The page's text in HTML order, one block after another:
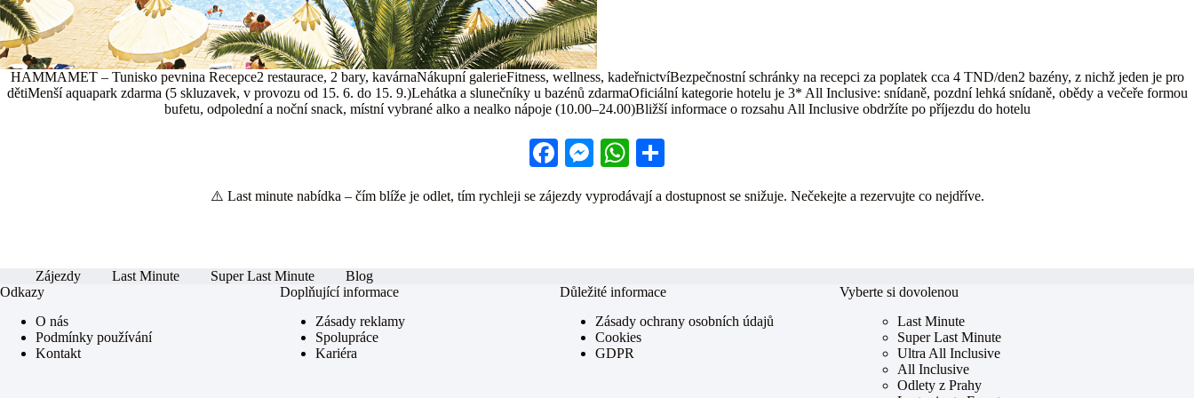
HAMMAMET – Tunisko pevnina Recepce2 restaurace, 2 bary, kavárnaNákupní galerieFitness, wellness, kadeřnictvíBezpečnostní schránky na recepci za poplatek cca 4 TND/den2 bazény, z nichž jeden je pro
dětiMenší aquapark zdarma (5 skluzavek, v provozu od 15. 6. do 15. 9.)Lehátka a slunečníky u bazénů zdarmaOficiální kategorie hotelu je 3* All Inclusive: snídaně, pozdní lehká snídaně, obědy a večeře formou
bufetu, odpolední a noční snack, místní vybrané alko a nealko nápoje (10.00–24.00)Bližší informace o rozsahu All Inclusive obdržíte po příjezdu do hotelu
Fa
bo
M
se
W
ts re
⚠️ Last minute nabídka – čím blíže je odlet, tím rychleji se zájezdy vyprodávají a dostupnost se snižuje. Nečekejte a rezervujte co nejdříve.
Zájezdy Last Minute Super Last Minute
Blog
Odkazy
O nás
Podmínky používání
Kontakt
Doplňující informace
Zásady reklamy
Spolupráce
Kariéra
Důležité informace
Zásady ochrany osobních údajů
Cookies
GDPR
Vyberte si dovolenou
Last Minute
Super Last Minute
Ultra All Inclusive
All Inclusive
Odlety z Prahy